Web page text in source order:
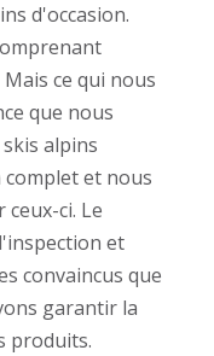
d'occasion.
ce qui nous
que nous
alpins
et nous
ci. Le
et
convaincus que
garantir la
produits.